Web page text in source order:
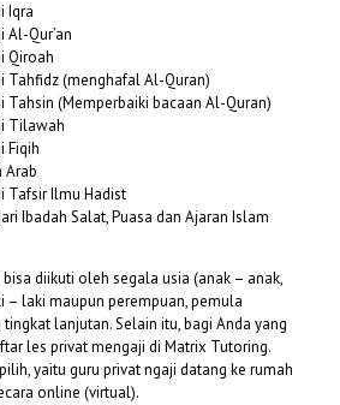
Iqra
Al-Qur’an
Qiroah
Tahfidz (menghafal Al-Quran)
Tahsin (Memperbaiki bacaan Al-Quran)
Tilawah
Fiqih
Arab
Tafsir Ilmu Hadist
Ibadah Salat, Puasa dan Ajaran Islam
bisa diikuti oleh segala usia (anak – anak,
– laki maupun perempuan, pemula
lanjutan. Selain itu, bagi Anda yang
les privat mengaji di Matrix Tutoring.
yaitu guru privat ngaji datang ke rumah
online (virtual).